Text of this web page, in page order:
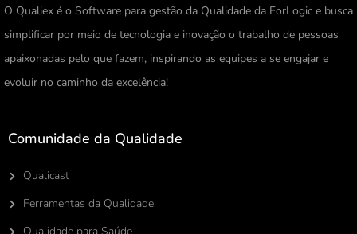
O Qualiex é o Software para gestão da Qualidade da ForLogic e busca
simplificar por meio de tecnologia e inovação o trabalho de pessoas
apaixonadas pelo que fazem, inspirando as equipes a se engajar e
evoluir no caminho da excelência!
Comunidade da Qualidade
Qualicast
Ferramentas da Qualidade